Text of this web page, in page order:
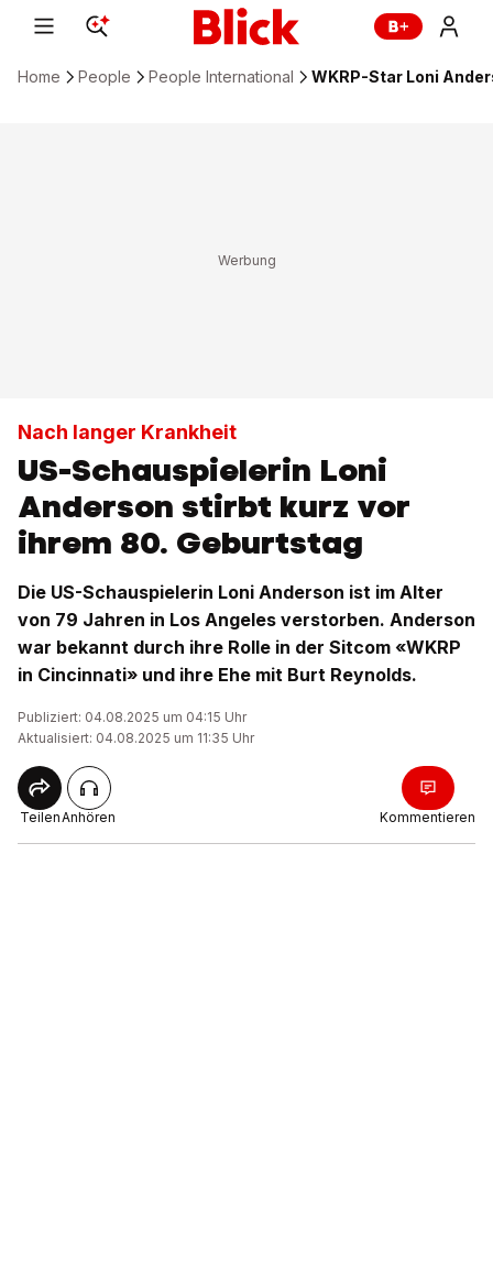
Home People People International WKRP-Star Loni
Nach langer Krankheit
US-Schauspielerin Loni
Anderson stirbt kurz vor
ihrem 80. Geburtstag
Die US-Schauspielerin Loni Anderson ist im Alter
von 79 Jahren in Los Angeles verstorben. Anderson
war bekannt durch ihre Rolle in der Sitcom «WKRP
in Cincinnati» und ihre Ehe mit Burt Reynolds.
Publiziert: 04.08.2025 um 04:15 Uhr
Aktualisiert: 04.08.2025 um 11:35 Uhr
TeilenAnhören Kommentieren